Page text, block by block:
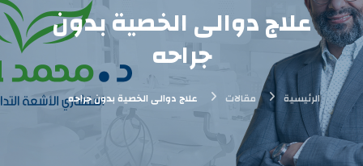
علاج دوالى الخصية بدون
جراحه
الرئيسية مقالات علاج دوالى الخصية بدون جراحه